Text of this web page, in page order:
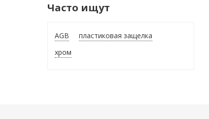
Часто ищут
AGB
пластиковая защелка
хром